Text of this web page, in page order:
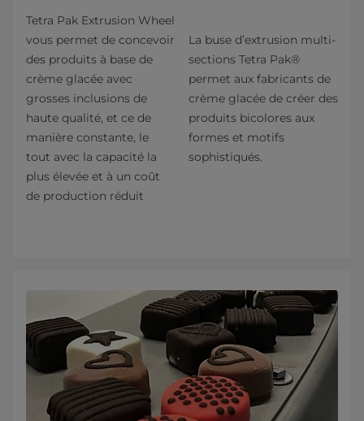
Tetra Pak Extrusion Wheel
vous permet de concevoir
des produits à base de
crème glacée avec
grosses inclusions de
haute qualité, et ce de
manière constante, le
tout avec la capacité la
plus élevée et à un coût
de production réduit
La buse d’extrusion multi-
sections Tetra Pak®
permet aux fabricants de
crème glacée de créer des
produits bicolores aux
formes et motifs
sophistiqués.